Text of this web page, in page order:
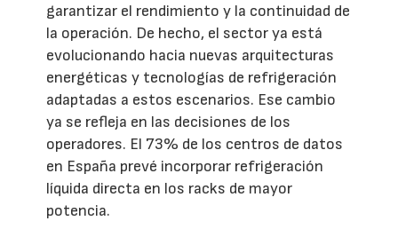
garantizar el rendimiento y la continuidad de
la operación. De hecho, el sector ya está
evolucionando hacia nuevas arquitecturas
energéticas y tecnologías de refrigeración
adaptadas a estos escenarios. Ese cambio
ya se refleja en las decisiones de los
operadores. El 73% de los centros de datos
en España prevé incorporar refrigeración
líquida directa en los racks de mayor
potencia.